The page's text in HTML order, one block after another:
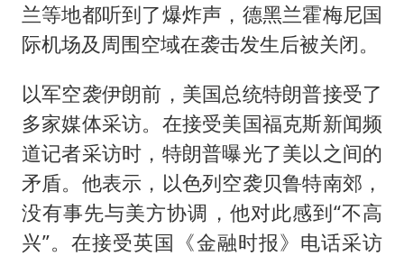
兰等地都听到了爆炸声，德黑兰霍梅尼国
际机场及周围空域在袭击发生后被关闭。
以军空袭伊朗前，美国总统特朗普接受了
多家媒体采访。在接受美国福克斯新闻频
道记者采访时，特朗普曝光了美以之间的
矛盾。他表示，以色列空袭贝鲁特南郊，
没有事先与美方协调，他对此感到“不高
兴”。在接受英国《金融时报》电话采访